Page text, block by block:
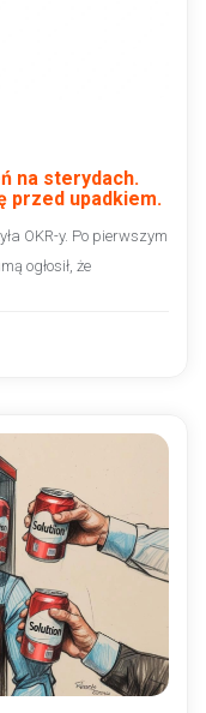
na sterydach.
przed upadkiem.
OKR-y. Po pierwszym
ogłosił, że